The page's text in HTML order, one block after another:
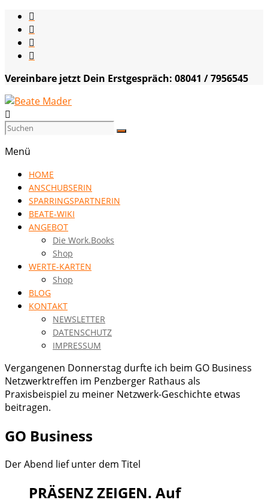
Skip
content
Vereinbare jetzt Dein Erstgespräch: 08041 / 7956545
Beate
Kommunikationsgenialistin
VISION
HOCH
DREI
Menü
HOME
ANSCHUBSERIN
SPARRINGSPARTNERIN
BEATE-WIKI
ANGEBOT
Die Work.Books
Shop
WERTE-KARTEN
Shop
BLOG
KONTAKT
NEWSLETTER
DATENSCHUTZ
IMPRESSUM
Vergangenen Donnerstag durfte ich beim GO Business
Netzwerktreffen im Penzberger Rathaus als
Praxisbeispiel zu meiner Netzwerk-Geschichte etwas
beitragen.
GO Business
Der Abend lief unter dem Titel
PRÄSENZ ZEIGEN. Auf